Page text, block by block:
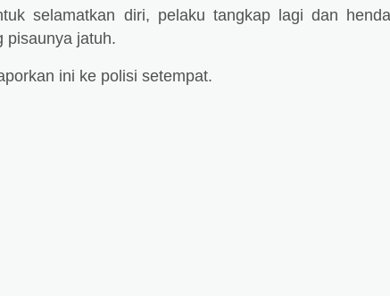
selamatkan diri, pelaku tangkap lagi dan
pisaunya jatuh.
ini ke polisi setempat.